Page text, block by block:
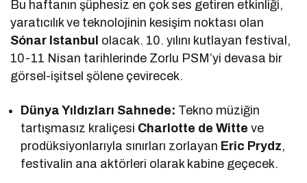
Bu haftanın şüphesiz en çok ses getiren etkinliği,
yaratıcılık ve teknolojinin kesişim noktası olan
Sónar Istanbul olacak. 10. yılını kutlayan festival,
10-11 Nisan tarihlerinde Zorlu PSM’yi devasa bir
görsel-işitsel şölene çevirecek.
Dünya Yıldızları Sahnede: Tekno müziğin
tartışmasız kraliçesi Charlotte de Witte ve
prodüksiyonlarıyla sınırları zorlayan Eric Prydz,
festivalin ana aktörleri olarak kabine geçecek.